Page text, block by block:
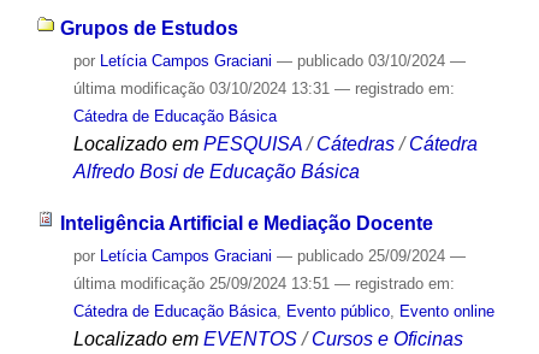
Grupos de Estudos
por Letícia Campos Graciani — publicado03/10/2024 —
última modificação03/10/2024 13:31 — registrado em:
Cátedra de Educação Básica
Localizado em PESQUISA /Cátedras/Cátedra
Alfredo Bosi de Educação Básica
Inteligência Artificial e Mediação Docente
por Letícia Campos Graciani — publicado25/09/2024 —
última modificação25/09/2024 13:51 — registrado em:
Cátedra de Educação Básica, Evento público, Evento online
Localizado em EVENTOS /Cursos e Oficinas